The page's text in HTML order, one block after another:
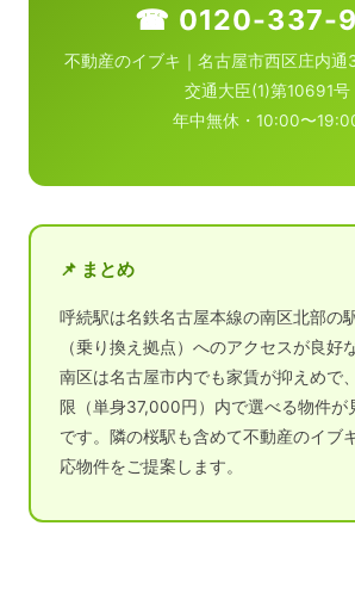
☎ 0120-337-
不動産のイブキ｜名古屋市西区庄内
交通大臣(1)第10691号
年中無休・10:00〜
📌 まとめ
呼続駅は名鉄名古屋本線の南区北部の
（乗り換え拠点）へのアクセスが良好
南区は名古屋市内でも家賃が抑えめで
限（単身37,000円）内で選べる物件が
です。隣の桜駅も含めて不動産のイブ
応物件をご提案します。